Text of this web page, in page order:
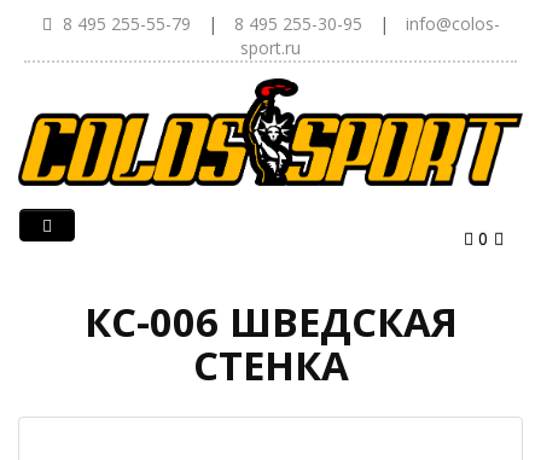
8 495 255-55-79 | 8 495 255-30-95 |
info@colos-
sport.ru
0
КС-006 ШВЕДСКАЯ
СТЕНКА